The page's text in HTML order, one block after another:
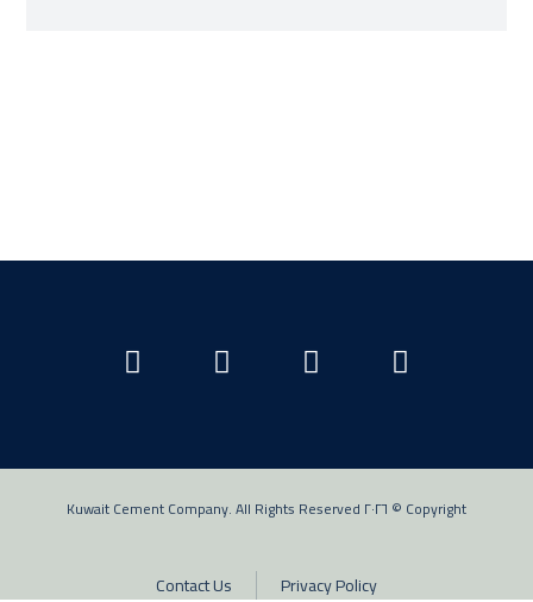
Copyright © ٢٠٢٦ Kuwait Cement Company. All Rights Reserved
Contact Us Privacy Policy